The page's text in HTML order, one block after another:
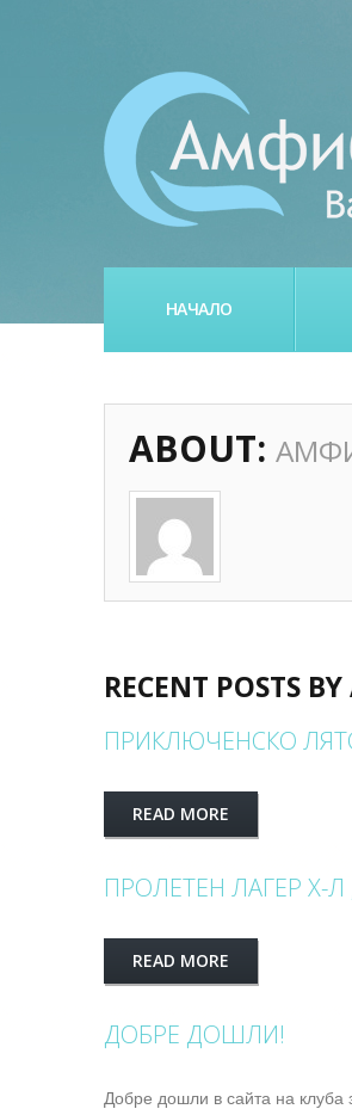
НАЧАЛО
ABOUT:
RECENT POSTS
ПРИКЛЮЧЕНСКО
READ MORE
ПРОЛЕТЕН ЛАГЕР Х-
READ MORE
ДОБРЕ ДОШЛИ!
Добре дошли в сайта на клуба